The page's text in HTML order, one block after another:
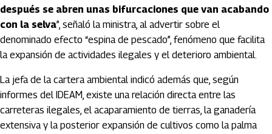
después se abren unas bifurcaciones que van acabando
con la selva”, señaló la ministra, al advertir sobre el
denominado efecto “espina de pescado”, fenómeno que facilita
la expansión de actividades ilegales y el deterioro ambiental.
La jefa de la cartera ambiental indicó además que, según
informes del IDEAM, existe una relación directa entre las
carreteras ilegales, el acaparamiento de tierras, la ganadería
extensiva y la posterior expansión de cultivos como la palma